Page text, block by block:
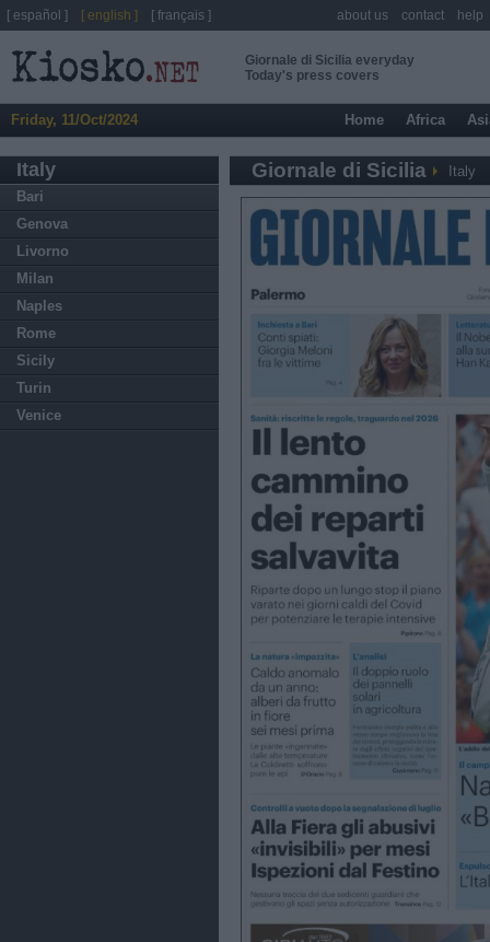
Giornale di Sicilia everyday
Today's press covers
Friday, 11/Oct/2024 Home Africa
Italy
Bari
Genova
Livorno
Milan
Naples
Rome
Sicily
Turin
Venice
Giornale di Sicilia Italy
[ español ] [ english ] [ français ] about us contact help